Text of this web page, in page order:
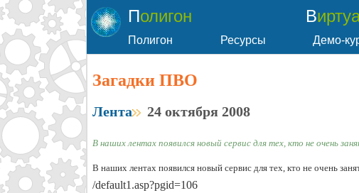
Полигон
Полигон Ресурсы Демо-
Загадки ПВО
Лента 24 октября 2008
В наших лентах появился новый сервис для тех, кто не очень
В наших лентах появился новый сервис для тех, кто не очень
/default1.asp?pgid=106